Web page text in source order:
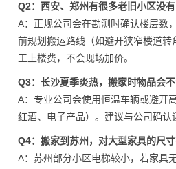
Q2：西安、郑州有很多老旧小区没有
A：正规公司会在勘测时确认楼层数
前规划搬运路线（如避开狭窄楼道转
工上楼费，不会现场加价。
Q3：长沙夏季炎热，搬家时物品会不
A：专业公司会使用恒温车辆或避开
红酒、电子产品）。建议与公司确认
Q4：搬家到苏州，对大型家具的尺寸
A：苏州部分小区电梯较小，若家具